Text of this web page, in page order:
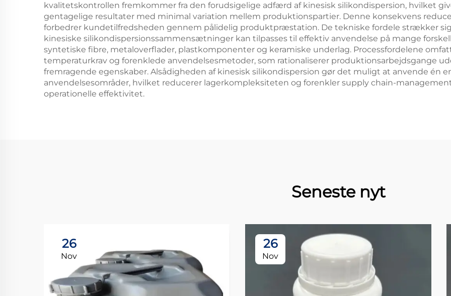
kvalitetskontrollen fremkommer fra den forudsigelige adfærd af kinesisk silikondispersion, hvilket
gentagelige resultater med minimal variation mellem produktionspartier. Denne konsekvens
forbedrer kundetilfredsheden gennem pålidelig produktpræstation. De tekniske fordele strækker
kinesiske silikondispersionssammensætninger kan tilpasses til effektiv anvendelse på mange
syntetiske fibre, metaloverflader, plastkomponenter og keramiske underlag. Processfordelene
temperaturkrav og forenklede anvendelsesmetoder, som rationaliserer produktionsarbejdsgange
fremragende egenskaber. Alsådigheden af kinesisk silikondispersion gør det muligt at anvende én
anvendelsesområder, hvilket reducerer lagerkompleksiteten og forenkler supply chain-
operationelle effektivitet.
Seneste nyt
26
Nov
26
Nov